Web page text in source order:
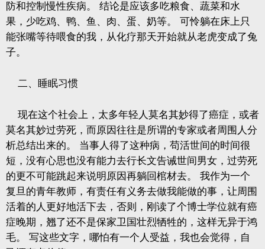
防和控制慢性疾病。
结论是应该多吃粮食、蔬菜和水
果，少吃鸡、鸭、鱼、肉、蛋、奶等。
可怜躺在床上只
能张嘴等待喂食的我，从化疗那天开始就从老虎变成了兔
子。
二、睡眠习惯
现在这个社会上，太多年轻人莫名其妙得了癌症，或者
莫名其妙过劳死，而原因往往是所谓的专家或者周围人分
析总结出来的。
当事人得了这种病，苟活世间的时间很
短，没有心思也没有能力去行长文告诫世间男女，过劳死
的更不可能跳起来说明原因再躺回棺材去。
我作为一个
复旦的青年教师，有责任有义务去做我能做的事，让周围
活着的人更好地活下去，否则，刚读了个博士学位就有癌
症晚期，翘了还不是保家卫国壮烈牺牲的，这样无异于鸿
毛。
写这些文字，哪怕有一个人受益，我也会觉得，自